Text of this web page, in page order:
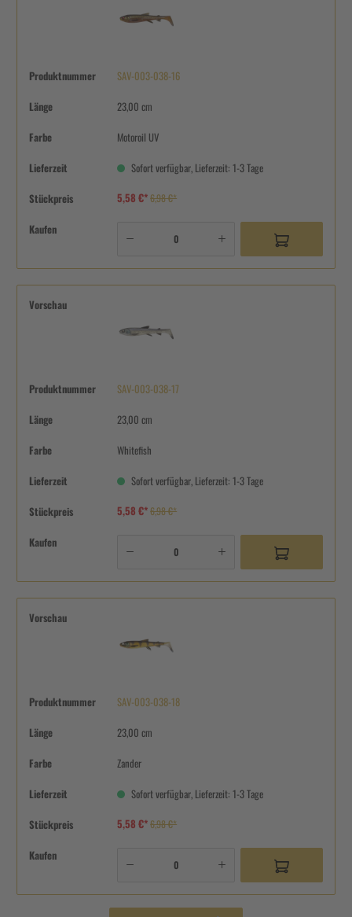
Produktnummer SAV-003-038-16
Länge 23,00 cm
Farbe Motoroil UV
Lieferzeit Sofort verfügbar, Lieferzeit: 1-3 Tage
Stückpreis 5,58 €*6,98 €*
Kaufen
Vorschau
Produktnummer SAV-003-038-17
Länge 23,00 cm
Farbe Whitefish
Lieferzeit Sofort verfügbar, Lieferzeit: 1-3 Tage
Stückpreis 5,58 €*6,98 €*
Kaufen
Vorschau
Produktnummer SAV-003-038-18
Länge 23,00 cm
Farbe Zander
Lieferzeit Sofort verfügbar, Lieferzeit: 1-3 Tage
Stückpreis 5,58 €*6,98 €*
Kaufen